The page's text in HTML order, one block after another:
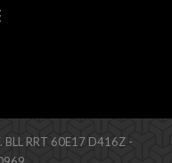
BLL RRT 60E17 D416Z -